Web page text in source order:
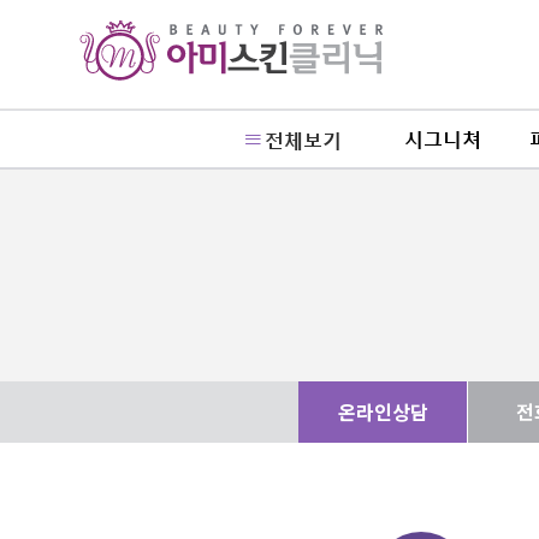
전체보기 시그니쳐
온라인상담